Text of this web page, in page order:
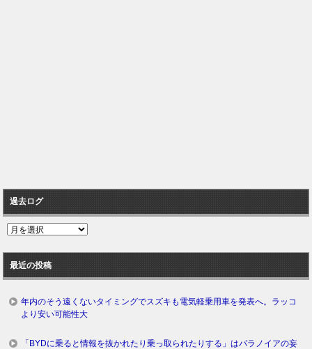
過去ログ
過
ロ
グ
最近の投稿
年内のそう遠くないタイミングでスズキも電気軽乗用車を発表へ。ラッコ
より安い可能性大
「BYDに乗ると情報を抜かれたり乗っ取られたりする」はパラノイアの妄